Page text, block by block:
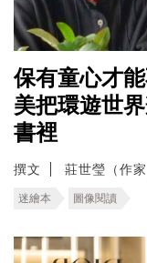
保有童心才
美把環遊世
書裡
撰文 莊世瑩（作家
迷繪本 圖像閱讀